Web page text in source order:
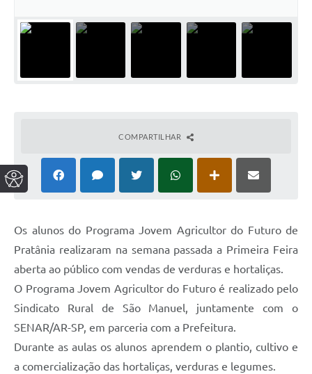
COMPARTILHAR
Os alunos do Programa Jovem Agricultor do Futuro de
Pratânia realizaram na semana passada a Primeira Feira
aberta ao público com vendas de verduras e hortaliças.
O Programa Jovem Agricultor do Futuro é realizado pelo
Sindicato Rural de São Manuel, juntamente com o
SENAR/AR-SP, em parceria com a Prefeitura.
Durante as aulas os alunos aprendem o plantio, cultivo e
a comercialização das hortaliças, verduras e legumes.